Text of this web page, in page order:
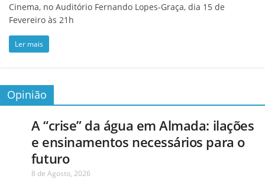
Cinema, no Auditório Fernando Lopes-Graça, dia 15 de
Fevereiro às 21h
Ler mais
Opinião
A “crise” da água em Almada: ilações
e ensinamentos necessários para o
futuro
8 de Agosto, 2026